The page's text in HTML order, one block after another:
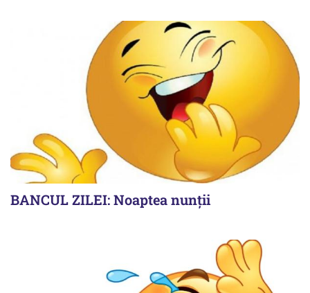
BANCUL ZILEI: Noaptea nunții